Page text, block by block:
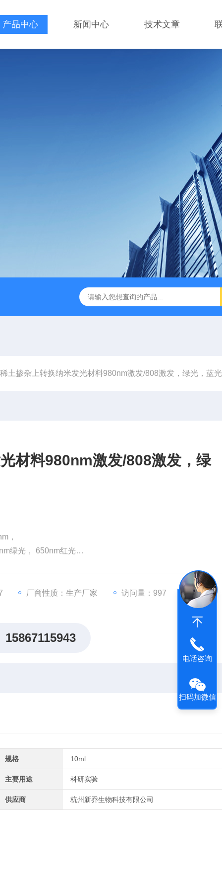
产品中心 新闻中心 技术文章
稀土掺杂上转换纳米发光材料980nm激发/808激发，绿光，蓝
材料980nm激发/808激发，绿
，
绿光， 650nm红光
厂商性质：生产厂家 访问量：997
15867115943
规格 10ml
主要用途 科研实验
供应商 杭州新乔生物科技有限公司
电话咨询
扫码加微信